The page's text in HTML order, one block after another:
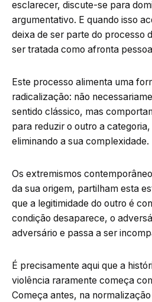
esclarecer, discute-se para
argumentativo. E quando isso
deixa de ser parte do processo
ser tratada como afronta
Este processo alimenta uma
radicalização: não
sentido clássico, mas
para reduzir o outro a
eliminando a sua complexidade.
Os extremismos
da sua origem, partilham esta
que a legitimidade do outro é
condição desaparece, o
adversário e passa a ser
É precisamente aqui que a
violência raramente começa
Começa antes, na